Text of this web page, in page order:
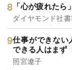
「心が疲れた
ダイヤモンド社
仕事ができない
できる人はまず
照宮遼子